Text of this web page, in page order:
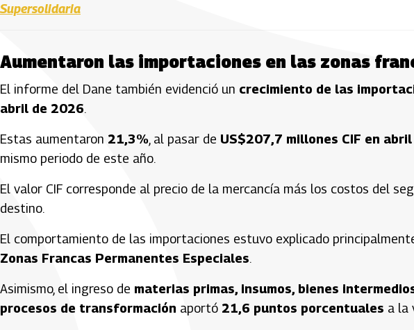
Supersolidaria
Aumentaron las importaciones en las zonas
El informe del Dane también evidenció un crecimiento de las
abril de 2026.
Estas aumentaron 21,3% , al pasar de US$207,7 millones CIF en
mismo periodo de este año.
El valor CIF corresponde al precio de la mercancía más los costos del
destino.
El comportamiento de las importaciones estuvo explicado
Zonas Francas Permanentes Especiales.
Asimismo, el ingreso de materias primas, insumos, bienes
procesos de transformación aportó 21,6 puntos porcentuales a la